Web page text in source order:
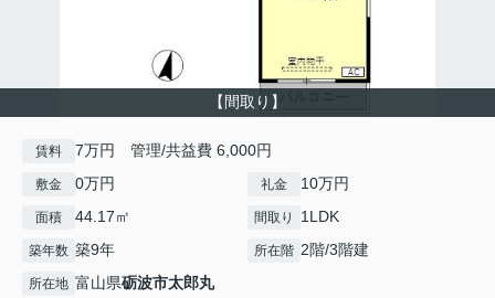
【間取り】
賃料 7万円 管理/共益費 6,000円
敷金 0万円 礼金 10万円
面積 44.17㎡ 間取り 1LDK
築年数 築9年 所在階 2階/3階建
所在地 富山県砺波市太郎丸